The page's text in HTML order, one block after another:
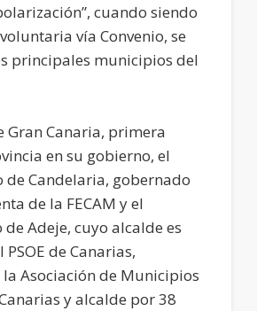
cuando siendo
vía Convenio, se
principales municipios del
Gran Canaria, primera
en su gobierno, el
Candelaria, gobernado
de la FECAM y el
Adeje, cuyo alcalde es
de Canarias,
Asociación de Municipios
y alcalde por 38